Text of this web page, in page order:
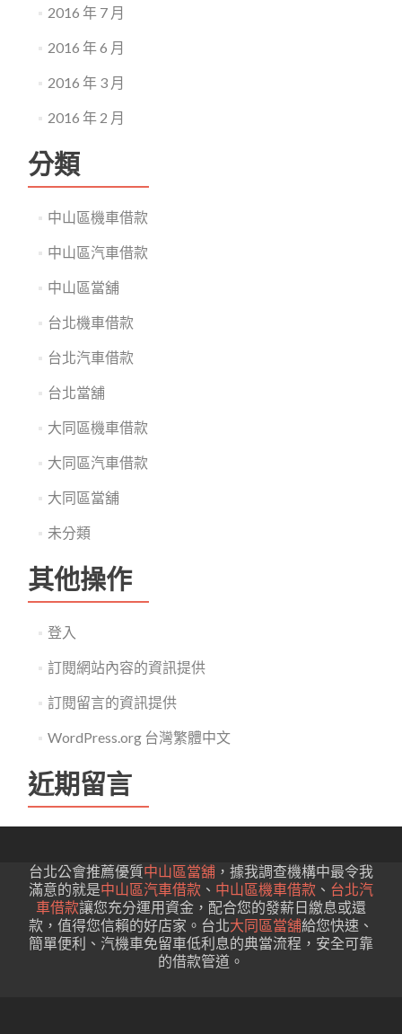
2016 年 7 月
2016 年 6 月
2016 年 3 月
2016 年 2 月
分類
中山區機車借款
中山區汽車借款
中山區當舖
台北機車借款
台北汽車借款
台北當舖
大同區機車借款
大同區汽車借款
大同區當舖
未分類
其他操作
登入
訂閱網站內容的資訊提供
訂閱留言的資訊提供
WordPress.org 台灣繁體中文
近期留言
台北公會推薦優質中山區當舖 ，據我調查機構中最令我
滿意的就是中山區汽車借款 、 中山區機車借款 、 台北汽
車借款讓您充分運用資金，配合您的發薪日繳息或還
款，值得您信賴的好店家。台北大同區當舖給您快速、
簡單便利、汽機車免留車低利息的典當流程，安全可靠
的借款管道。